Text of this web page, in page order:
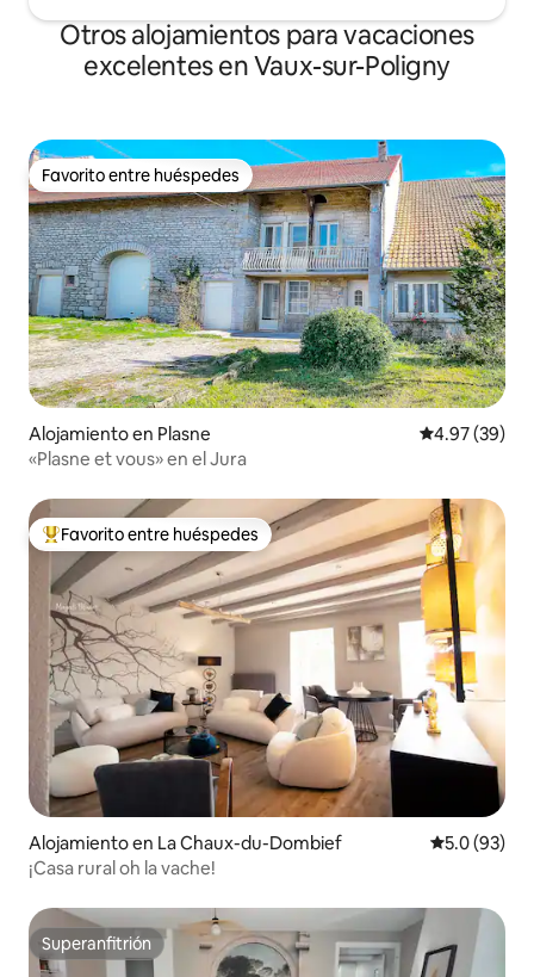
Otros alojamientos para vacaciones
excelentes en Vaux-sur-Poligny
Favorito entre huéspedes
Favorito entre huéspedes
Alojamiento en Plasne Calificación
4.97 (39)
«Plasne et vous» en el Jura
Favorito entre huéspedes preferido
Favorito entre huéspedes
Alojamiento en La Chaux-du-Dombief Calificación
5.0 (93)
¡Casa rural oh la vache!
Superanfitrión
Superanfitrión